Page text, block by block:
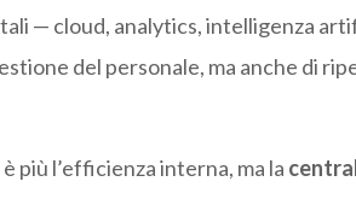
— cloud, analytics, intelligenza
del personale, ma anche di
più l’efficienza interna, ma la